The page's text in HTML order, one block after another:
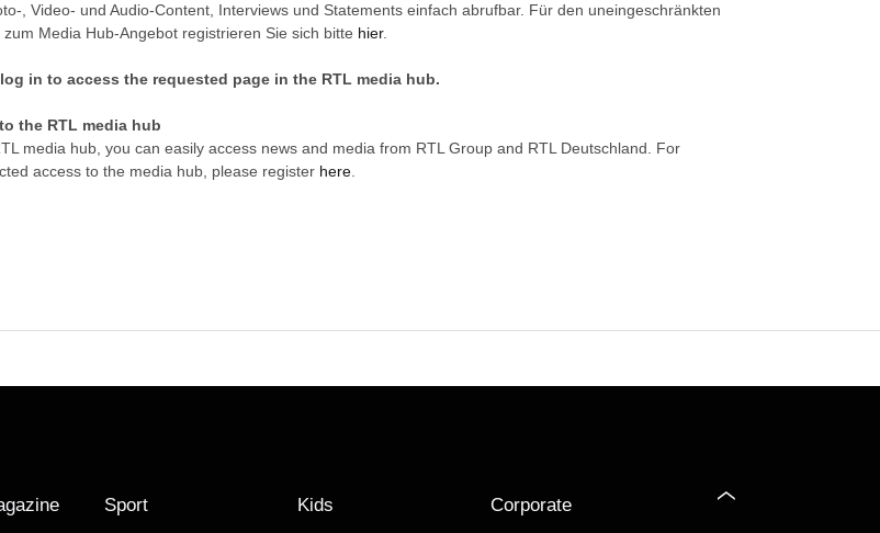
, Video- und Audio-Content, Interviews und Statements einfach abrufbar. Für den uneingeschränkten
Media Hub-Angebot registrieren Sie sich bitte hier.
in to access the requested page in the RTL media hub.
the RTL media hub
media hub, you can easily access news and media from RTL Group and RTL Deutschland. For
access to the media hub, please register here.
Sport Kids Corporate